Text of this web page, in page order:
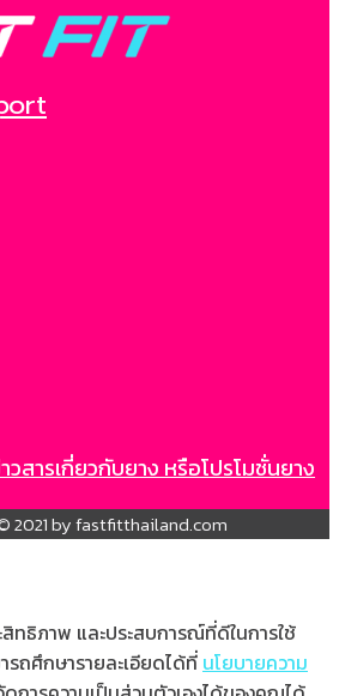
วสารเกี่ยวกับยาง หรือโปรโมชั่นยาง
2021 by fastfitthailand.com
ทธิภาพ และประสบการณ์ที่ดีในการใช้
ถศึกษารายละเอียดได้ที่ นโยบายความ